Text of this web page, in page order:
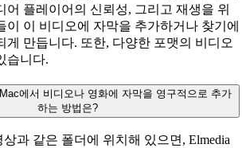
어 플레이어의 신뢰성, 그리고 재생을 위
이 이 비디오에 자막을 추가하거나 찾기에
게 만듭니다. 또한, 다양한 포맷의 비디오
습니다.
에서 비디오나 영화에 자막을 영구적으로 추가
하는 방법은?
과 같은 폴더에 위치해 있으면, Elmedia